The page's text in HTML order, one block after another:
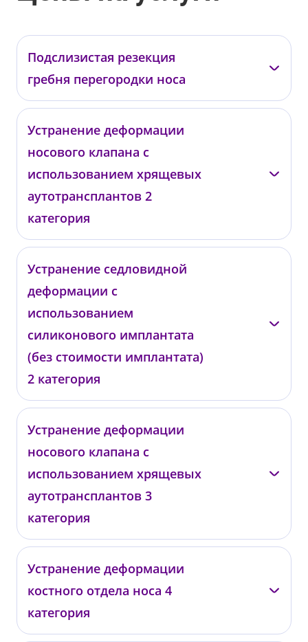
Подслизистая резекция
гребня перегородки носа
05002
от 73 000 ₽
Устранение деформации
носового клапана с
использованием хрящевых
аутотрансплантов 2
категория
Даминов Р.О.
05019
от 109 000 ₽
Устранение седловидной
деформации с
использованием
силиконового имплантата
(без стоимости имплантата)
2 категория
Даминов Р.О.
05025
от 109 000 ₽
Устранение деформации
носового клапана с
использованием хрящевых
аутотрансплантов 3
категория
Даминов Р.О.
05034
от 143 000 ₽
Устранение деформации
костного отдела носа 4
категория